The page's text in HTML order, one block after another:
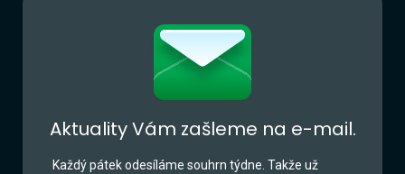
Aktuality Vám zašleme na e-mail.
Každý pátek odesíláme souhrn týdne. Takže už